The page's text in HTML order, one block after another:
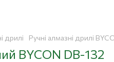
дрилі Ручні алмазні дрилі
BYCON DB-132